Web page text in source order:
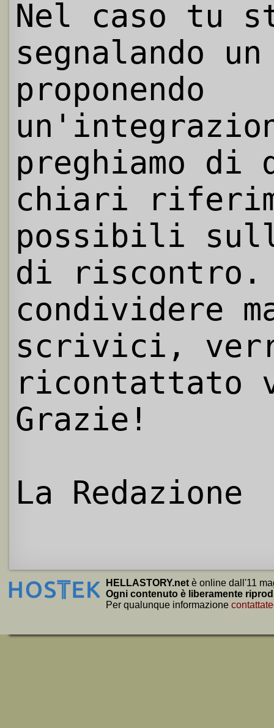
Nel caso tu
segnalando
proponendo
preghiamo
chiari
possibili
di riscontro.
condividere
scrivici,
ricontattato
Grazie!
La Redazione
HELLASTORY.net è online dall'11
Ogni contenuto è liberamente
Per qualunque informazione